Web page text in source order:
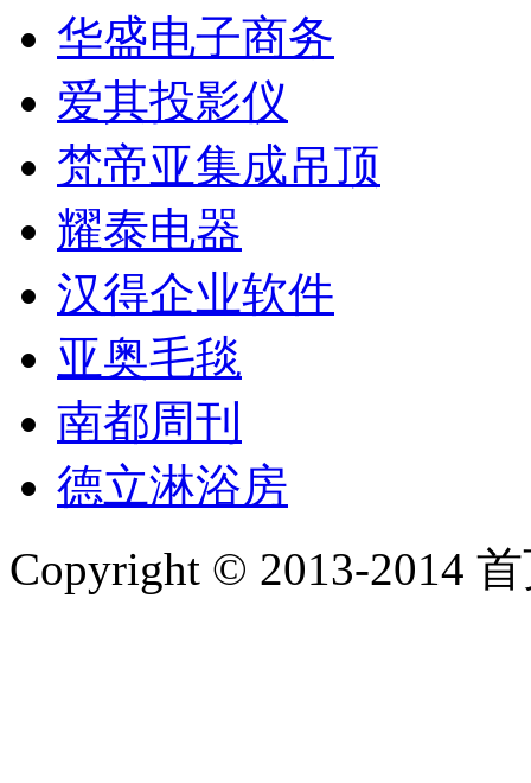
华盛电子商务
爱其投影仪
梵帝亚集成吊顶
耀泰电器
汉得企业软件
亚奥毛毯
南都周刊
德立淋浴房
Copyright © 2013-2014